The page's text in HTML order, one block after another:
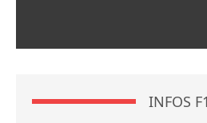
INFOS F1